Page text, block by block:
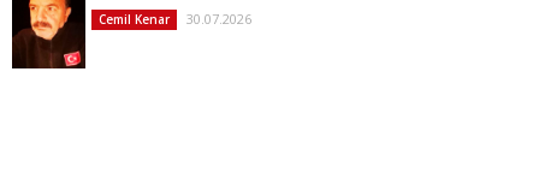
Cemil Kenar 30.07.2026